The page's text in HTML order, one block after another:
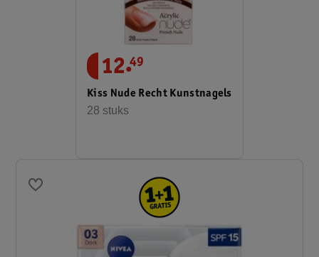
12.49
Kiss Nude Recht Kunstnagels
28 stuks